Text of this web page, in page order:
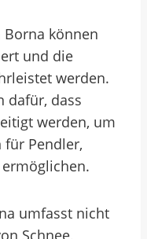
können
und die
werden.
dafür, dass
werden, um
für Pendler,
umfasst nicht
Schnee,